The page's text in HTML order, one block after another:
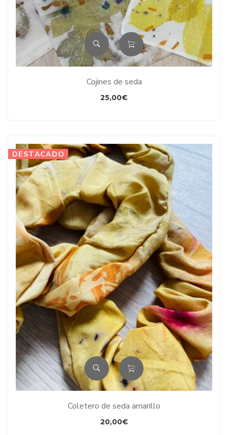
Cojines de seda
25,00€
DESTACADO
Coletero de seda amarillo
20,00€